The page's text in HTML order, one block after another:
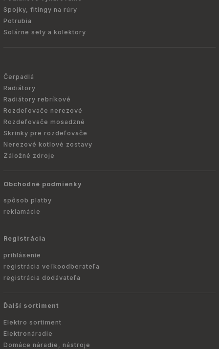
Spojky, fitingy na rúry
Potrubia
Solárne sety a kolektory
Čerpadlá
Radiátory
Radiátory rebríkové
Rozdeľovače nerezové
Rozdeľovače mosadzné
Skrinky pre rozdeľovače
Nerezové kotlové zostavy
Záložné zdroje
Obchodné podmienky
spôsob platby
reklamácie
Registrácia
prihlásenie
registrácia veľkoodberateľa
registrácia dodávateľa
Ďalší sortiment
Elektro sortiment
Elektronáradie
Domáce náradie, nástroje